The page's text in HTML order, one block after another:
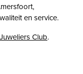
en service.
Club.